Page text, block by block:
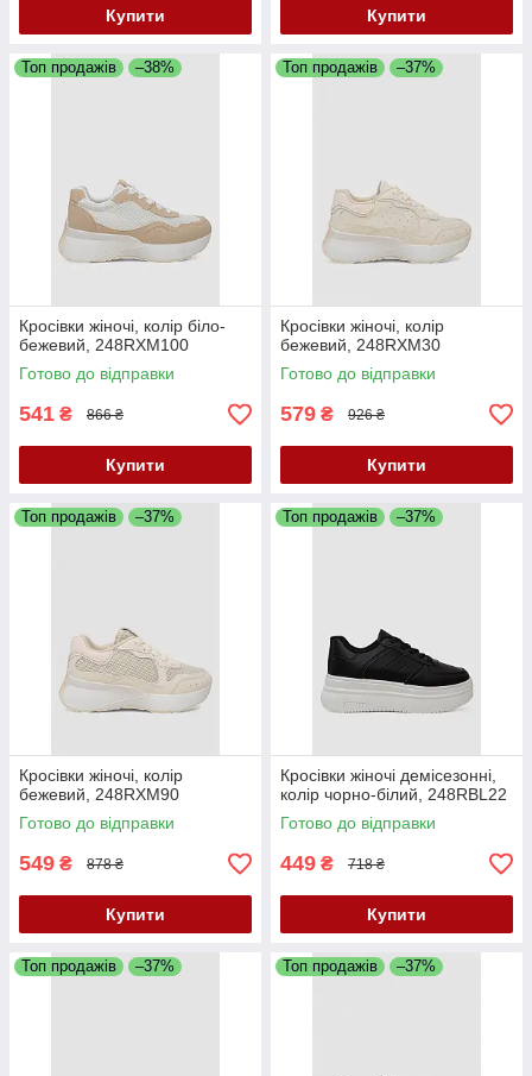
Купити Купити
Топ продажів –38%
Кросівки жіночі, колір біло-
бежевий, 248RXM100
Готово до відправки
541 ₴ 866 ₴
Купити
Топ продажів –37%
Кросівки жіночі, колір
бежевий, 248RXM30
Готово до відправки
579 ₴ 926 ₴
Купити
Топ продажів –37%
Кросівки жіночі, колір
бежевий, 248RXM90
Готово до відправки
549 ₴ 878 ₴
Купити
Топ продажів –37%
Кросівки жіночі демісезонні,
колір чорно-білий, 248RBL22
Готово до відправки
449 ₴ 718 ₴
Купити
Топ продажів –37% Топ продажів –37%